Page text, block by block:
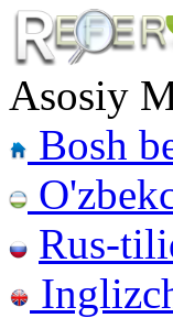
Asosiy
Bosh
Rus-